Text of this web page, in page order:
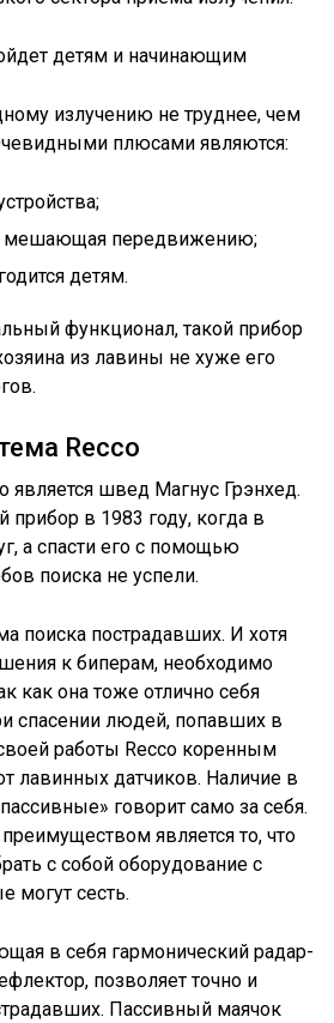
излучению не труднее, чем
плюсами являются:
мешающая передвижению;
детям.
функционал, такой прибор
из лавины не хуже его
Recco
является швед Магнус Грэнхед.
прибор в 1983 году, когда в
а спасти его с помощью
поиска не успели.
поиска пострадавших. И хотя
к биперам, необходимо
как она тоже отлично себя
спасении людей, попавших в
работы Recco коренным
лавинных датчиков. Наличие в
говорит само за себя.
является то, что
с собой оборудование с
могут сесть.
в себя гармонический радар-
позволяет точно и
Пассивный маячок